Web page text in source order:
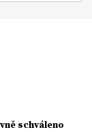
schváleno